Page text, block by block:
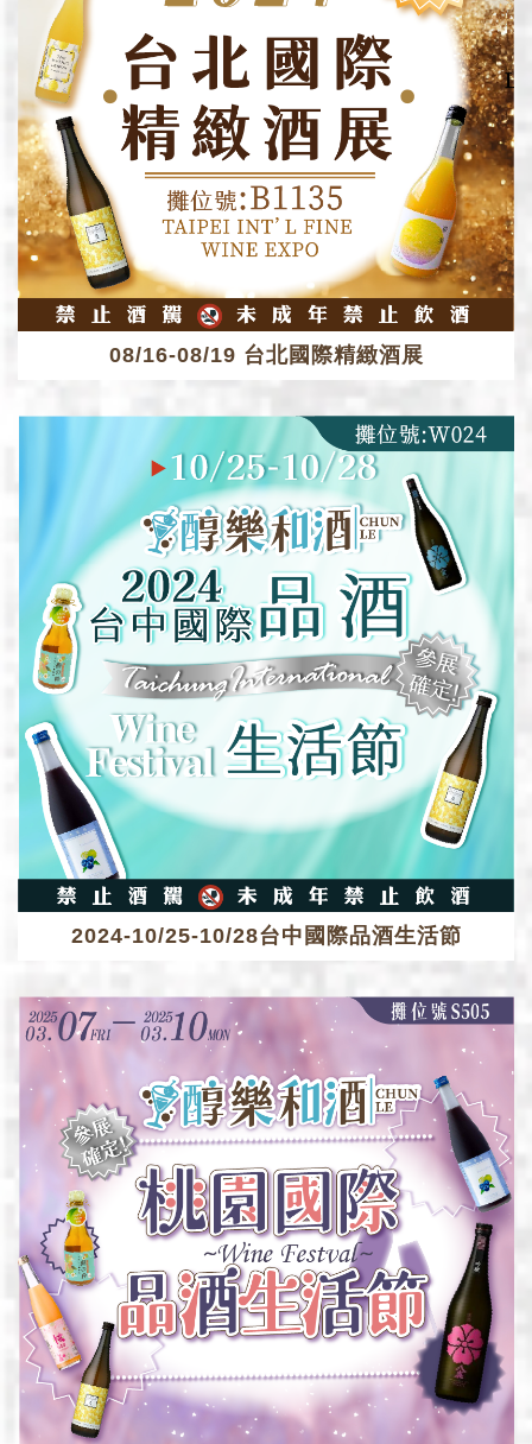
08/16-08/19 台北國際精緻酒展
2024-10/25-10/28台中國際品酒生活節